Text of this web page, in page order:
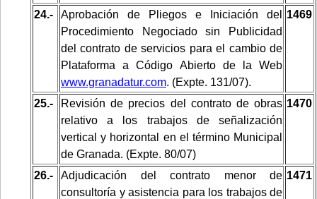
24.-
Aprobación de Pliegos e Iniciación del
Procedimiento Negociado sin Publicidad
del contrato de servicios para el cambio de
Plataforma a Código Abierto de la Web
www.granadatur.com. (Expte. 131/07).
1469
25.-
Revisión de precios del contrato de obras
relativo a los trabajos de señalización
vertical y horizontal en el término Municipal
de Granada. (Expte. 80/07)
1470
26.-
Adjudicación del contrato menor de
consultoría y asistencia para los trabajos de
1471